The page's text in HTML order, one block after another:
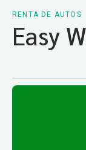
RENTA DE AUTOS
Easy